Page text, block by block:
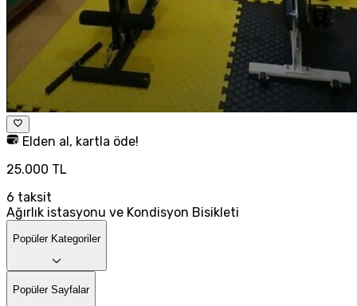
Elden al, kartla öde!
25.000 TL
6 taksit
Ağırlık istasyonu ve Kondisyon Bisikleti
Popüler Kategoriler
Popüler Sayfalar